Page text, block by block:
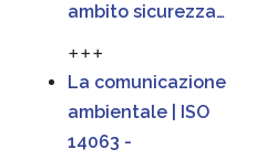
ambito sicurezza…
+++
La comunicazione
ambientale | ISO
14063 -